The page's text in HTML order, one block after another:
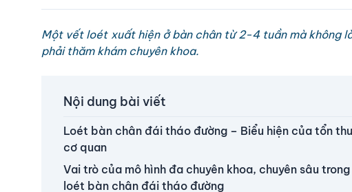
Một vết loét xuất hiện ở bàn chân từ 2-4 tuần mà không
phải thăm khám chuyên khoa.
Nội dung bài viết
Loét bàn chân đái tháo đường – Biểu hiện của tổn
cơ quan
Vai trò của mô hình đa chuyên khoa, chuyên sâu
loét bàn chân đái tháo đường